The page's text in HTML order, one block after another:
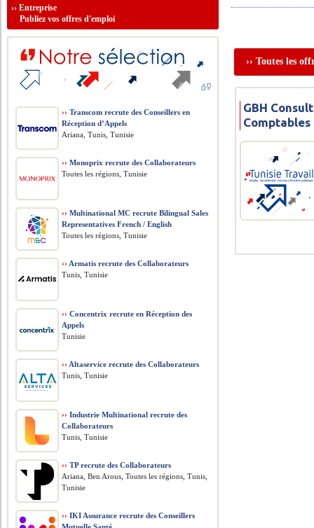
›› Toutes les
GBH
Comptables
››Entreprise
Publiez vos offres d'emploi
›› Transcom recrute des Conseillers en
Réception d’Appels
Ariana, Tunis, Tunisie
›› Monoprix recrute des Collaborateurs
Toutes les régions, Tunisie
›› Multinational MC recrute Bilingual Sales
Representatives French / English
Toutes les régions, Tunisie
›› Armatis recrute des Collaborateurs
Tunis, Tunisie
›› Concentrix recrute en Réception des
Appels
Tunisie
›› Altaservice recrute des Collaborateurs
Tunis, Tunisie
›› Industrie Multinational recrute des
Collaborateurs
Tunis, Tunisie
›› TP recrute des Collaborateurs
Ariana, Ben Arous, Toutes les régions, Tunis,
Tunisie
›› IKI Assurance recrute des Conseillers